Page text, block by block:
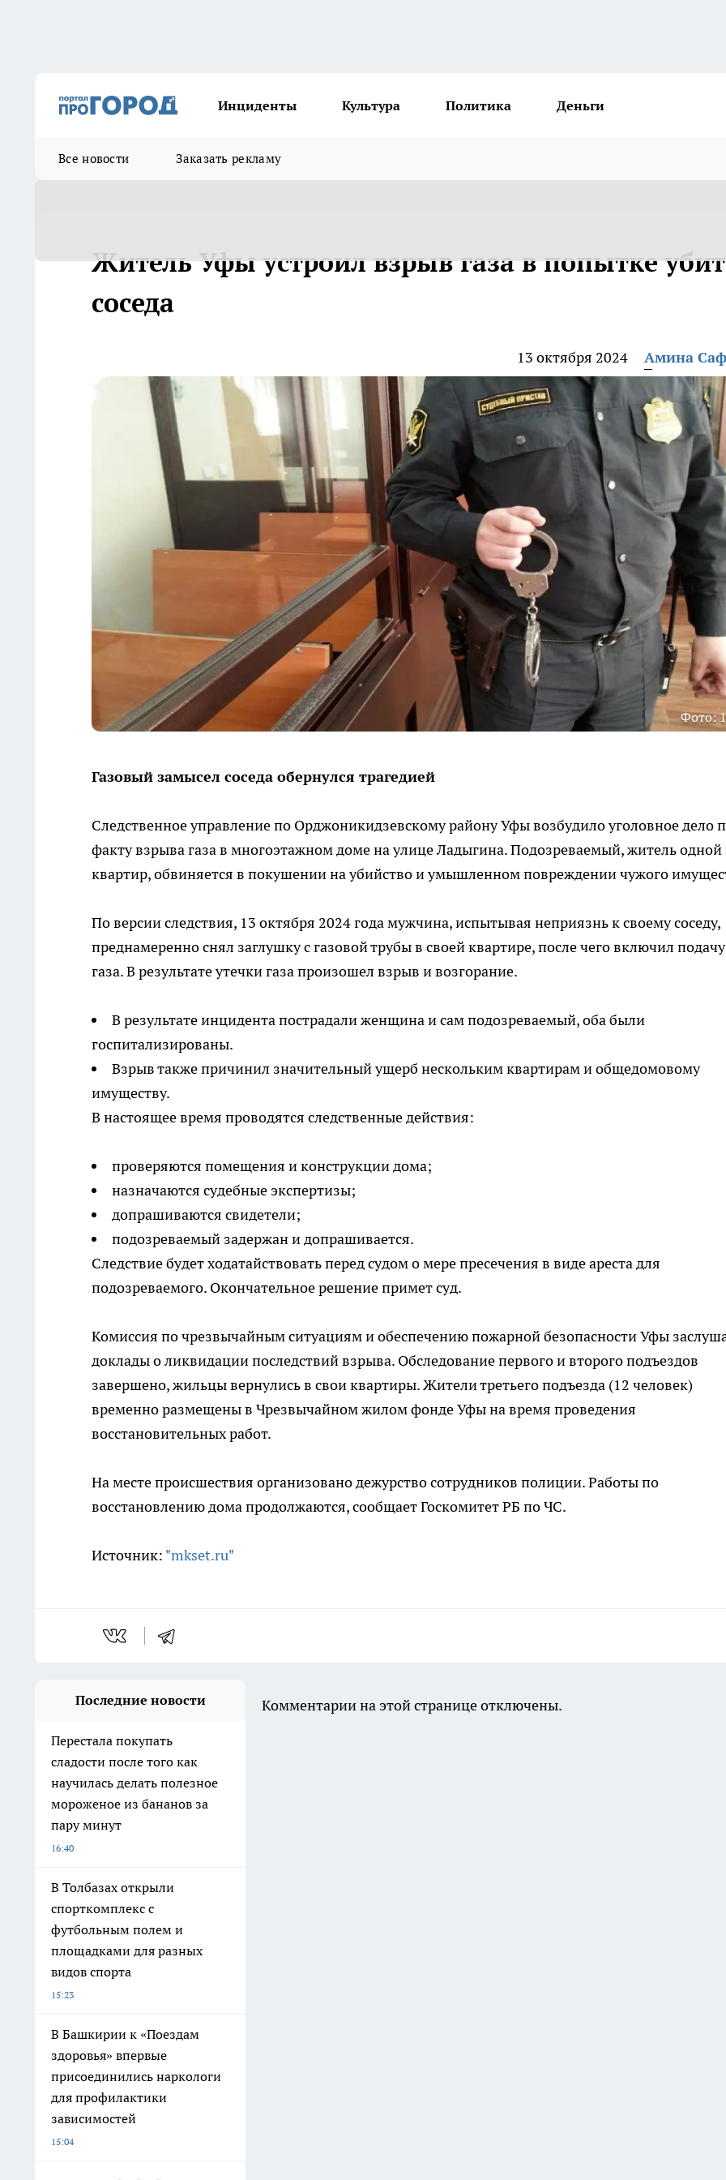
Инциденты Культура Политика Деньги
Все новости Заказать рекламу
Житель Уфы устроил взрыв газа в попытке
соседа
13 октября 2024 Амина
Фото:
Газовый замысел соседа обернулся трагедией
Следственное управление по Орджоникидзевскому району Уфы возбудило уголовное дело
факту взрыва газа в многоэтажном доме на улице Ладыгина. Подозреваемый, житель одной
квартир, обвиняется в покушении на убийство и умышленном повреждении чужого
По версии следствия, 13 октября 2024 года мужчина, испытывая неприязнь к своему соседу,
преднамеренно снял заглушку с газовой трубы в своей квартире, после чего включил подачу
газа. В результате утечки газа произошел взрыв и возгорание.
В результате инцидента пострадали женщина и сам подозреваемый, оба были
госпитализированы.
Взрыв также причинил значительный ущерб нескольким квартирам и общедомовому
имуществу.
В настоящее время проводятся следственные действия:
проверяются помещения и конструкции дома;
назначаются судебные экспертизы;
допрашиваются свидетели;
подозреваемый задержан и допрашивается.
Следствие будет ходатайствовать перед судом о мере пресечения в виде ареста для
подозреваемого. Окончательное решение примет суд.
Комиссия по чрезвычайным ситуациям и обеспечению пожарной безопасности Уфы
доклады о ликвидации последствий взрыва. Обследование первого и второго подъездов
завершено, жильцы вернулись в свои квартиры. Жители третьего подъезда (12 человек)
временно размещены в Чрезвычайном жилом фонде Уфы на время проведения
восстановительных работ.
На месте происшествия организовано дежурство сотрудников полиции. Работы по
восстановлению дома продолжаются, сообщает Госкомитет РБ по ЧС.
Источник: "mkset.ru"
Последние новости
Перестала покупать
сладости после того как
научилась делать полезное
мороженое из бананов за
пару минут
16:40
В Толбазах открыли
спорткомплекс с
футбольным полем и
площадками для разных
видов спорта
15:23
В Башкирии к «Поездам
здоровья» впервые
присоединились наркологи
для профилактики
зависимостей
15:04
Комментарии на этой странице отключены.